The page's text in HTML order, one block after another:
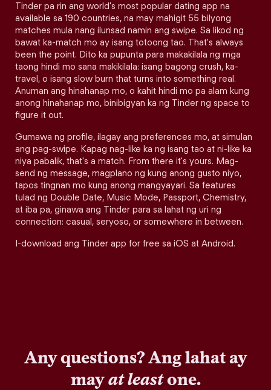
Tinder pa rin ang world's most popular dating app na
available sa 190 countries, na may mahigit 55 bilyong
matches mula nang ilunsad namin ang swipe. Sa likod ng
bawat ka-match mo ay isang totoong tao. That's always
been the point. Dito ka pupunta para makakilala ng mga
taong hindi mo sana makikilala: isang bagong crush, ka-
travel, o isang slow burn that turns into something real.
Anuman ang hinahanap mo, o kahit hindi mo pa alam kung
anong hinahanap mo, binibigyan ka ng Tinder ng space to
figure it out.
Gumawa ng profile, ilagay ang preferences mo, at simulan
ang pag-swipe. Kapag nag-like ka ng isang tao at ni-like ka
niya pabalik, that's a match. From there it's yours. Mag-
send ng message, magplano ng kung anong gusto niyo,
tapos tingnan mo kung anong mangyayari. Sa features
tulad ng Double Date, Music Mode, Passport, Chemistry,
at iba pa, ginawa ang Tinder para sa lahat ng uri ng
connection: casual, seryoso, or somewhere in between.
I-download ang Tinder app for free sa iOS at Android.
Any questions? Ang lahat ay
mayat leastone.